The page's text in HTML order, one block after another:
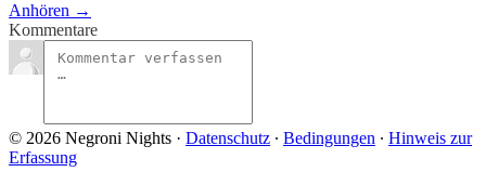
Anhören →
Kommentare
© 2026 Negroni Nights · Datenschutz ∙ Bedingungen ∙ Hinweis zur
Erfassung